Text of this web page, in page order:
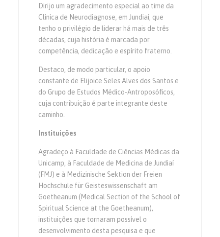
Dirijo um agradecimento especial ao time da
Clínica de Neurodiagnose, em Jundiaí, que
tenho o privilégio de liderar há mais de três
décadas, cuja história é marcada por
competência, dedicação e espírito fraterno.
Destaco, de modo particular, o apoio
constante de Elijoice Seles Alves dos Santos e
do Grupo de Estudos Médico-Antroposóficos,
cuja contribuição é parte integrante deste
caminho.
Instituições
Agradeço à Faculdade de Ciências Médicas da
Unicamp, à Faculdade de Medicina de Jundiaí
(FMJ) e à Medizinische Sektion der Freien
Hochschule für Geisteswissenschaft am
Goetheanum (Medical Section of the School of
Spiritual Science at the Goetheanum),
instituições que tornaram possível o
desenvolvimento desta pesquisa e que